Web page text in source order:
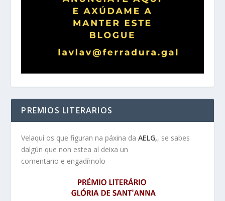
PREMIOS LITERARIOS
Velaquí os que figuran na páxina daAELG,, se sabes
dalgún que non estea aí deixa un
comentario e engadímolo